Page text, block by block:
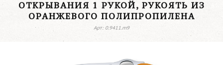
ОТКРЫВАНИЯ 1 РУКОЙ, РУКОЯТЬ ИЗ
ОРАНЖЕВОГО ПОЛИПРОПИЛЕНА
Арт: 0.9411.m9